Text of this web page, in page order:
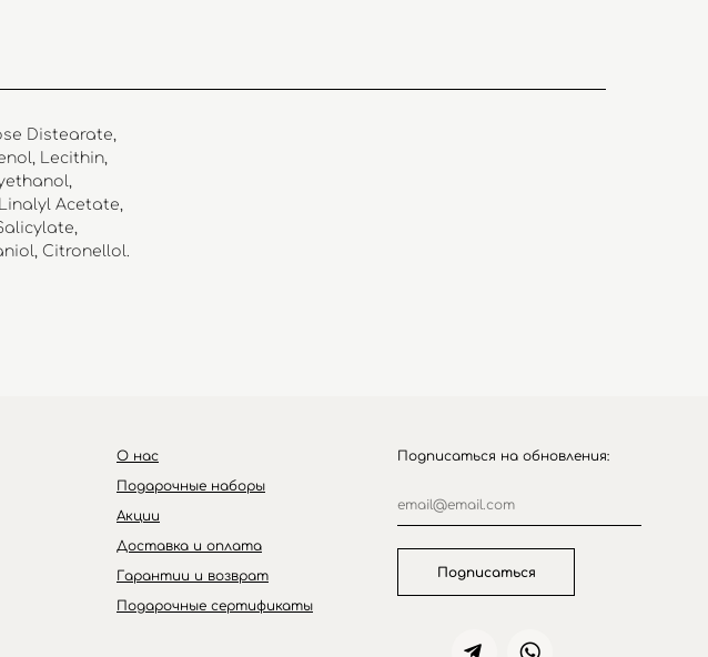
Distearate,
Lecithin,
Acetate,
Citronellol.
О нас
Подарочные наборы
Акции
Доставка и оплата
Гарантии и возврат
Подарочные сертификаты
Подписаться на обновления:
Подписаться